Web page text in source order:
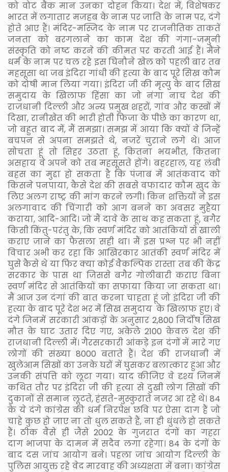
को वोट बैंक मान उनका दोहन किया। देश में, विशेषकर
भारत में लगातार मजहब के नाम पर जाति के नाम पर, दंगे
होते आए हैं। मंदिर-मस्जिद के नाम पर राजनीतिक ताकतें
जनता को बरगलाने का काम देश की गंगा-जमुनी
संस्कृति को नष्ट करने की कीमत पर करती आई हैं। मैंने
धर्म के नाम पर चल रहे इस घिनौने खेल को पहली बार तब
महसूसा था जब इंदिरा गांधी की हत्या के बाद पूरे सिख कौम
को दोषी मान लिया गया। इंदिरा जी की मृत्यु के बाद सिख
समुदाय के खिलाफ हिंसा का जो नंगा नाच देश की
राजधानी दिल्ली और अन्य प्रमुख शहरों, गांव और कस्बों में
दिखा, रानीखेत की भारी होती फिजा के पीछे का कारण था,
जो बहुत बाद में, मैं समझा। समझ में आया कि क्यों वे जिन्हें
बचपन से अपना समझते थे, नजरें चुराने लगे थे। आज
सोचता हूं तो सिहर उठता हूं, कितना भयभीत, कितना
असहाय वे अपने को तब महसूसते होंगे। बहरहाल, यह लंबी
बहस का मुद्दा हो सकता है कि पंजाब में आतंकवाद को
किसने पनपाया, कैसे देश की सबसे वफादार कौम खुद के
लिए अलग राष्ट्र की मांग करने लगी। किन शक्तियों ने इस
अलगावाद की चिंगारी को आग बनने का अवसर मुहैया
कराया, आदि-आदि। जो मैं दावे के साथ कह सकता हूं, बगैर
किसी किंतु-परंतु के, कि स्वर्ण मंदिर को आतंकियों से खाली
कराए जाने का फैसला सही था। मैं इस प्रश्न पर भी नहीं
विचार अभी कर रहा कि आखिरकार आतंकी स्वर्ण मंदिर में
घुसे कैसे थे या फिर क्या कोई वैकल्पिक रास्ता तब की केंद्र
सरकार के पास था जिससे बगैर गोलीबारी कराए बिना
स्वर्ण मंदिर से आतंकियों का सफाया किया जा सकता था।
मैं आज उन दंगां की बात करना चाहता हूं जो इंदिरा जी की
हत्या के बाद पूरे देश भर में सिख समुदाय के खिलाफ हुए। वे
दंगे जिनमें सरकारी आंकड़ों के अनुसार 2,800 निर्दोष सिख
मौत के घाट उतार दिए गए, अकेले 2100 केवल देश की
राजधानी दिल्ली में। गैरसरकारी आंकड़े इन दंगों में मारे गए
लोगों की संख्या 8000 बताते हैं। देश की राजधानी में
खुलेआम सिखों का उनके घरों में घुसकर बलात्कार हुआ और
उनकी संपत्ति को लूटा गया। याद कीजिए वे दृश्य जिनमें
कथित तौर पर इंदिरा जी की हत्या से दुखी लोग सिखों की
दुकानों से समान लूटते, हंसते-मुस्कुराते नजर आ रहे थे। 84
के ये दंगे कांग्रेस की धर्म निरपेक्ष छवि पर ऐसा दाग हैं जो
चाहे कुछ हो जाए ना तो धुल सकते हैं, ना ही धुंधले हो सकते
हैं। ठीक वैसे ही जैसे 2002 के गुजरात दंगों का गहरा
दाग भाजपा के दामन में सदैव लगा रहेगा। 84 के दंगों के
बाद दस जांच आयोग बने। पहला जांच आयोग दिल्ली के
पुलिस आयुक्त रहे वेद मारवाह की अध्यक्षता में बना। कांग्रेस